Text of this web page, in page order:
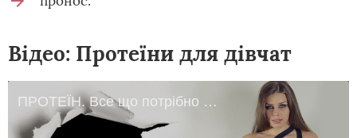
Відео: Протеїни для дівчат
ПРОТЕЇН. Все що потрібно знати Дівчині!